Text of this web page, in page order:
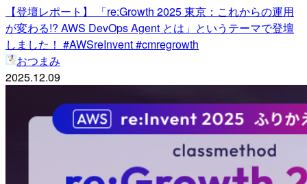
【登壇レポート】 「re:Growth 2025 東京：これからの運用
が変わる!? AWS DevOps Agent とは」というテーマで登壇
しました！ #AWSreInvent #cmregrowth
おつまみ
2025.12.09